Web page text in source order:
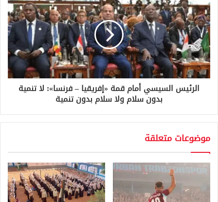
الرئيس السيسي أمام قمة «إفريقيا – فرنسا»: لا تنمية
بدون سلام ولا سلام بدون تنمية
موضوعات متعلقة